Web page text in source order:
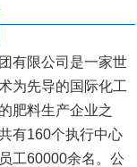
有限公司是一家世
为先导的国际化工
肥料生产企业之
有160个执行中心
工60000余名。公